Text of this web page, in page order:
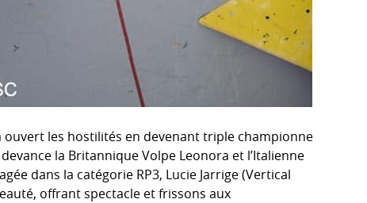
ouvert les hostilités en devenant triple championne
la Britannique Volpe Leonora et l’Italienne
dans la catégorie RP3, Lucie Jarrige (Vertical
offrant spectacle et frissons aux